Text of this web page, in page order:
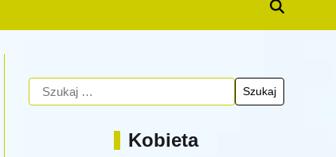
Kobieta